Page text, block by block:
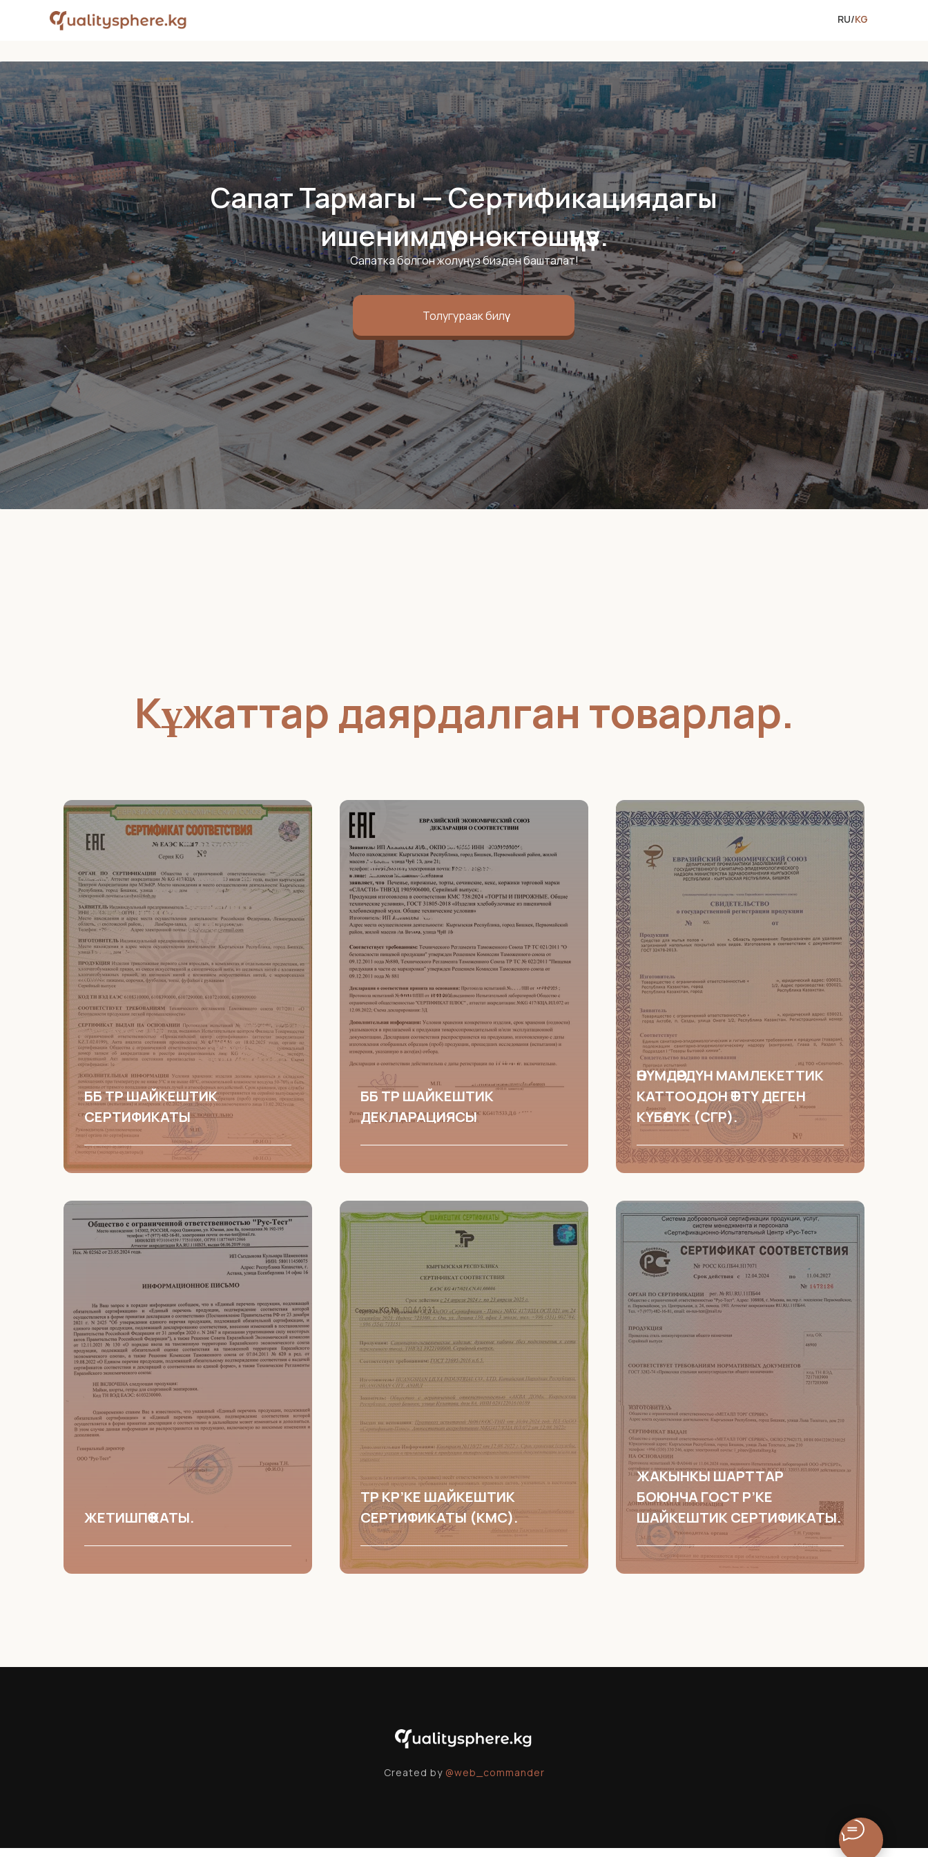
RU/KG
Сапат Тармагы — Сертификациядагы
ишенимдүү өнөктөшүңүз.
Сапатка болгон жолуңуз бизден башталат!
Толугураак билүү
Кұжаттар даярдалган товарлар.
ББ ТР ШАЙКЕШТИК
СЕРТИФИКАТЫ
ББ ТР ШАЙКЕШТИК
ДЕКЛАРАЦИЯСЫ
ӨНҮМДӨРДҮН МАМЛЕКЕТТИК
КАТТООДОН ӨТТҮ ДЕГЕН
КҮБӨЛҮК (СГР).
ЖЕТИШПӨӨ КАТЫ.
ТР КР’КЕ ШАЙКЕШТИК
СЕРТИФИКАТЫ (КМС).
ЖАКЫНКЫ ШАРТТАР
БОЮНЧА ГОСТ Р’КЕ
ШАЙКЕШТИК СЕРТИФИКАТЫ.
Created by @web_commander